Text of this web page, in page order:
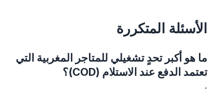
الأسئلة المتكررة
ما هو أكبر تحدٍ تشغيلي للمتاجر المغربية التي
تعتمد الدفع عند الاستلام (COD)؟